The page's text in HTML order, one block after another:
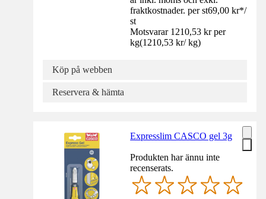
fraktkostnader. per st69,00 kr*/
st
Motsvarar 1210,53 kr per
kg(1210,53 kr/ kg)
Köp på webben
Reservera & hämta
Expresslim CASCO gel 3g
Produkten har ännu inte
recenserats.